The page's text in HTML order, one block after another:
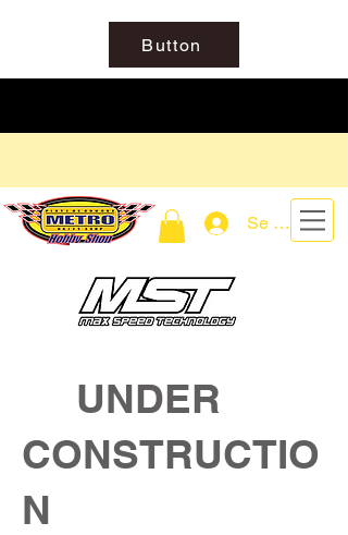
Button
Se connecter
UNDER
CONSTRUCTIO
N